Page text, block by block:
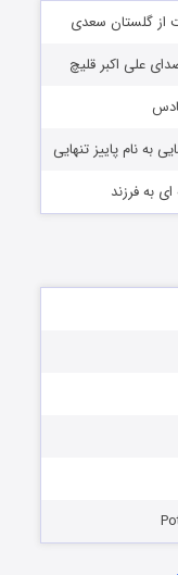
علی اکبر قلیچ
به نام پاییز تنهایی
به فرزند